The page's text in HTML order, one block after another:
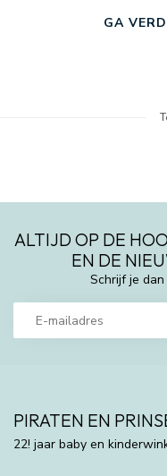
GA
ALTIJD OP DE
EN DE
Schrijf je
PIRATEN EN
22! jaar baby en